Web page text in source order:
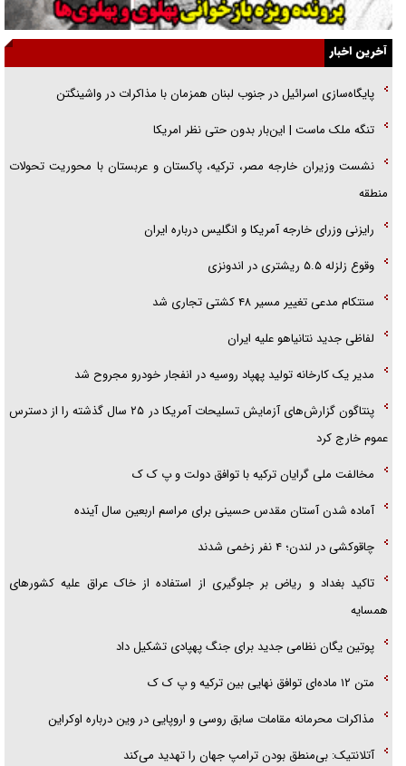
جزئیات شکنجه‌هایم فراتر از آن است که در بیان بگنجد!
پلیس
آخرین اخبار
پایگاه‌سازی اسرائیل در جنوب لبنان همزمان با مذاکرات در واشینگتن
تنگه ملک ماست | این‌بار بدون حتی نظر امریکا
نشست وزیران خارجه مصر، ترکیه، پاکستان و عربستان با محوریت تحولات
منطقه
رایزنی وزرای خارجه آمریکا و انگلیس درباره ایران
وقوع زلزله ۵.۵ ریشتری در اندونزی
سنتکام مدعی تغییر مسیر ۴۸ کشتی تجاری شد
لفاظی جدید نتانیاهو علیه ایران
مدیر یک کارخانه تولید پهپاد روسیه در انفجار خودرو مجروح شد
پنتاگون گزارش‌های آزمایش تسلیحات آمریکا در ۲۵ سال گذشته را از دسترس
عموم خارج کرد
مخالفت ملی گرایان ترکیه با توافق دولت و پ ک ک
آماده شدن آستان مقدس حسینی برای مراسم اربعین سال آینده
چاقوکشی در لندن؛ ۴ نفر زخمی شدند
تاکید بغداد و ریاض بر جلوگیری از استفاده از خاک عراق علیه کشور‌های
همسایه
پوتین یگان نظامی جدید برای جنگ پهپادی تشکیل داد
متن ۱۲ ماده‌ای توافق نهایی بین ترکیه و پ ک ک
مذاکرات محرمانه مقامات سابق روسی و اروپایی در وین درباره اوکراین
آتلانتیک: بی‌منطق بودن ترامپ جهان را تهدید می‌کند